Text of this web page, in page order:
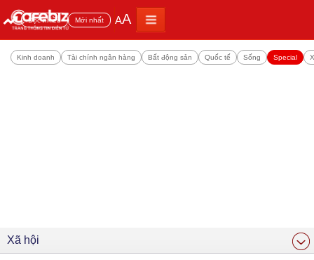
Đọc nhiều Mới nhất AA
Kinh doanh Tài chính ngân hàng Bất động sản Quốc tế Sống Special
Xã hội